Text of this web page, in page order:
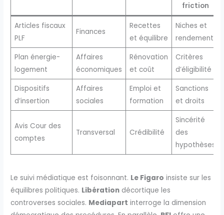
friction
Articles fiscaux
PLF
Finances
Recettes
et équilibre
Niches et
rendement
Plan énergie-
logement
Affaires
économiques
Rénovation
et coût
Critères
d’éligibilité
Dispositifs
d’insertion
Affaires
sociales
Emploi et
formation
Sanctions
et droits
Avis Cour des
comptes
Transversal Crédibilité
Sincérité
des
hypothèses
Le suivi médiatique est foisonnant. Le Figaro insiste sur les
équilibres politiques. Libération décortique les
controverses sociales. Mediapart interroge la dimension